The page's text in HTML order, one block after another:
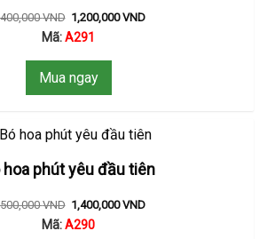
VND 1,200,000VND
Mã:A291
Mua ngay
hoa phút yêu đầu tiên
VND 1,400,000VND
Mã:A290